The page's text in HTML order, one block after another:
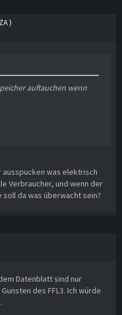
)
auftauchen wenn
ausspucken was elektrisch
Verbraucher, und wenn der
soll da was überwacht sein?
Datenblatt sind nur
des FFL3. Ich würde